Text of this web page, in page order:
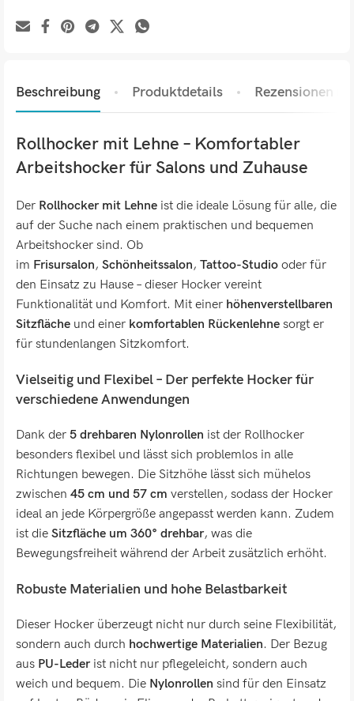
Beschreibung Produktdetails Rezensionen (0)
Rollhocker mit Lehne – Komfortabler
Arbeitshocker für Salons und Zuhause
Der Rollhocker mit Lehne ist die ideale Lösung für alle, die
auf der Suche nach einem praktischen und bequemen
Arbeitshocker sind. Ob
im Frisursalon, Schönheitssalon, Tattoo-Studio oder für
den Einsatz zu Hause – dieser Hocker vereint
Funktionalität und Komfort. Mit einer höhenverstellbaren
Sitzfläche und einer komfortablen Rückenlehne sorgt er
für stundenlangen Sitzkomfort.
Vielseitig und Flexibel – Der perfekte Hocker für
verschiedene Anwendungen
Dank der 5 drehbaren Nylonrollen ist der Rollhocker
besonders flexibel und lässt sich problemlos in alle
Richtungen bewegen. Die Sitzhöhe lässt sich mühelos
zwischen 45 cm und 57 cm verstellen, sodass der Hocker
ideal an jede Körpergröße angepasst werden kann. Zudem
ist die Sitzfläche um 360° drehbar, was die
Bewegungsfreiheit während der Arbeit zusätzlich erhöht.
Robuste Materialien und hohe Belastbarkeit
Dieser Hocker überzeugt nicht nur durch seine Flexibilität,
sondern auch durch hochwertige Materialien. Der Bezug
aus PU-Lederist nicht nur pflegeleicht, sondern auch
weich und bequem. Die Nylonrollen sind für den Einsatz